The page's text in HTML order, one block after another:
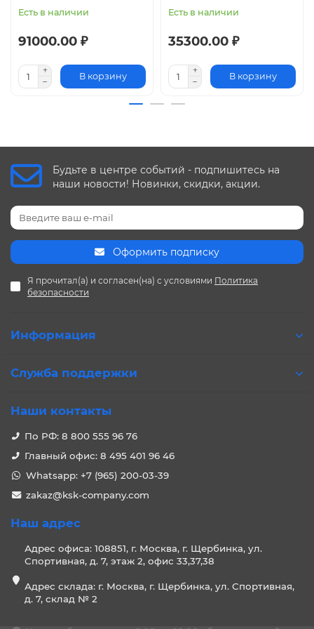
Самоочистка внутреннего блока
Турборежим
Русифицированный пульт
Держатель пульта
Есть в наличии
91000.00 ₽
В корзину
Есть в наличии
35300.00 ₽
В корзину
Будьте в центре событий - подпишитесь на
наши новости! Новинки, скидки, акции.
Оформить подписку
Я прочитал(а) и согласен(на) с условиями Политика
безопасности
Информация
Служба поддержки
Наши контакты
По РФ: 8 800 555 96 76
Главный офис: 8 495 401 96 46
Whatsapp: +7 (965) 200-03-39
zakaz@ksk-company.com
Наш адрес
Адрес офиса: 108851, г. Москва, г. Щербинка, ул.
Спортивная, д. 7, этаж 2, офис 33,37,38
Адрес склада: г. Москва, г. Щербинка, ул. Спортивная,
д. 7, склад № 2